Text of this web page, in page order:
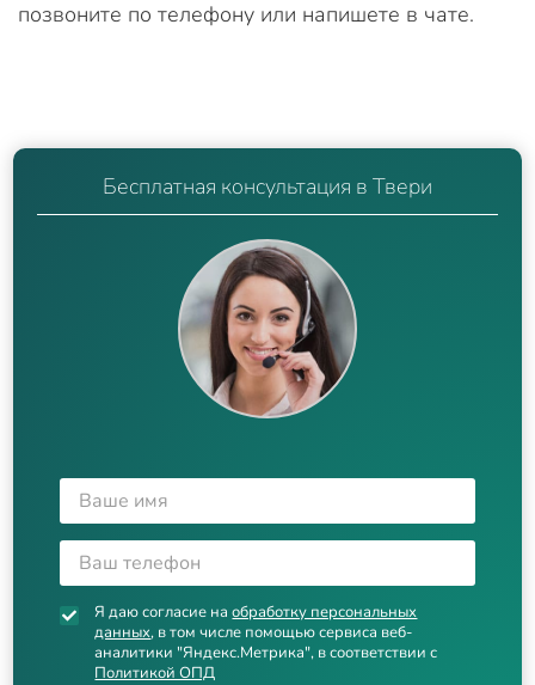
позвоните по телефону или напишете в чате.
Бесплатная консультация в Твери
Я даю согласие наобработку персональных
данных, в том числе помощью сервиса веб-
аналитики "Яндекс.Метрика", в соответствии с
Политикой ОПД